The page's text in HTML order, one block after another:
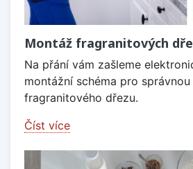
Montáž fragranitových
Na přání vám zašleme
montážní schéma pro
fragranitového dřezu.
Číst více